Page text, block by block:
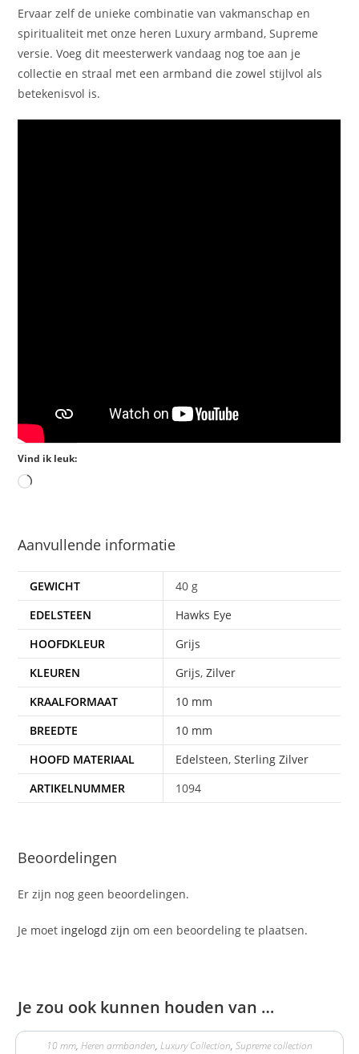
Ervaar zelf de unieke combinatie van vakmanschap en
spiritualiteit met onze heren Luxury armband, Supreme
versie. Voeg dit meesterwerk vandaag nog toe aan je
collectie en straal met een armband die zowel stijlvol als
betekenisvol is.
Vind ik leuk:
Aanvullende informatie
GEWICHT
40 g
EDELSTEEN
Hawks Eye
HOOFDKLEUR
Grijs
KLEUREN
Grijs,Zilver
KRAALFORMAAT
10 mm
BREEDTE
10 mm
HOOFD MATERIAAL
Edelsteen,Sterling Zilver
ARTIKELNUMMER
1094
Beoordelingen
Er zijn nog geen beoordelingen.
Je moet ingelogd zijn om een beoordeling te plaatsen.
Je zou ook kunnen houden van …
10 mm, Heren armbanden, Luxury Collection, Supreme collection